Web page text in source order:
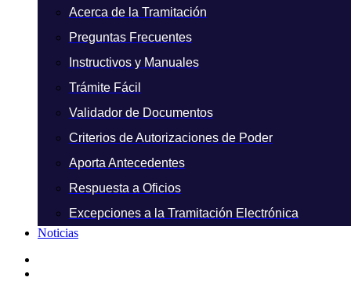
Acerca de la Tramitación
Preguntas Frecuentes
Instructivos y Manuales
Trámite Fácil
Validador de Documentos
Criterios de Autorizaciones de Poder
Aporta Antecedentes
Respuesta a Oficios
Excepciones a la Tramitación Electrónica
Noticias